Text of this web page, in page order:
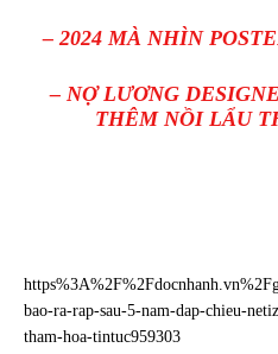
– 2024 MÀ NHÌN
– NỢ LƯƠNG
THÊM NỒI LẨU
bao-ra-rap-sau-5-nam-dap-chieu-
tham-hoa-tintuc959303